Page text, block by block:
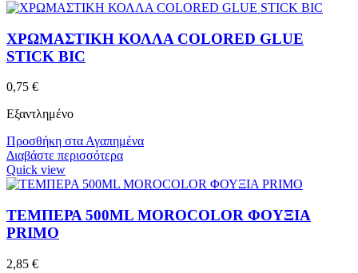
ΧΡΩΜΑΣΤΙΚΗ ΚΟΛΛΑ COLORED GLUE
STICK BIC
0,75 €
Εξαντλημένο
Προσθήκη στα Αγαπημένα
Διαβάστε περισσότερα
Quick view
ΤΕΜΠΕΡΑ 500ML MOROCOLOR ΦΟΥΞΙΑ
PRIMO
2,85 €